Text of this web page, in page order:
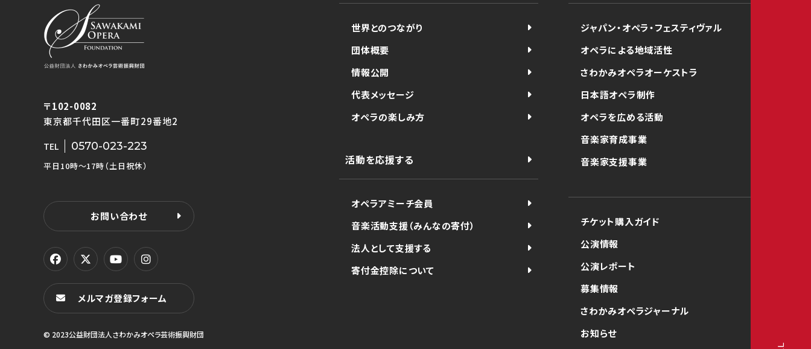
〒102-0082
東京都千代田区一番町29番地2
TEL 0570-023-223
平日10時〜17時（土日祝休）
お問い合わせ
メルマガ登録フォーム
© 2023公益財団法人さわかみオペラ芸術振興財団
世界とのつながり
団体概要
情報公開
代表メッセージ
オペラの楽しみ方
活動を応援する
オペラアミーチ会員
音楽活動支援（みんなの寄付）
法人として支援する
寄付金控除について
ジャパン・オペラ・フェスティヴァル
オペラによる地域活性
さわかみオペラオーケストラ
日本語オペラ制作
オペラを広める活動
音楽家育成事業
音楽家支援事業
チケット購入ガイド
公演情報
公演レポート
募集情報
さわかみオペラジャーナル
お知らせ